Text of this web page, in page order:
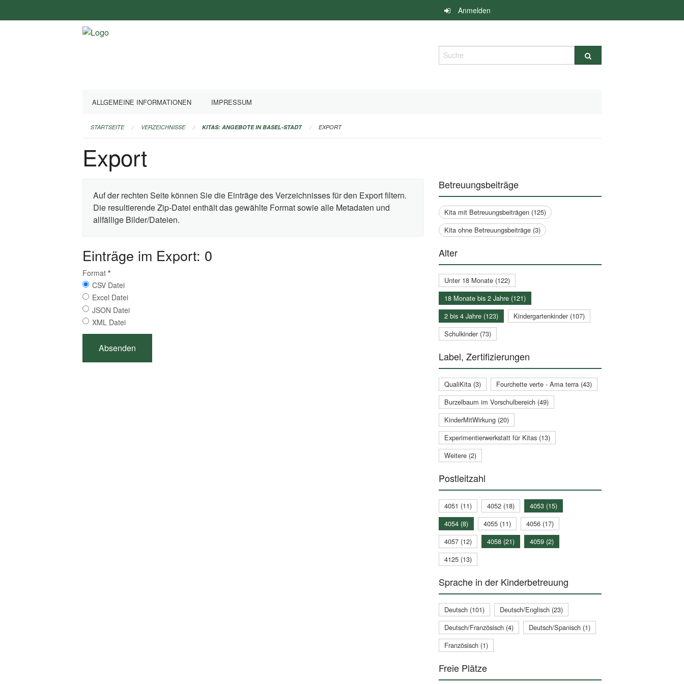
überspringen
Anmelden
Suche
ALLGEMEINE INFORMATIONEN IMPRESSUM
STARTSEITE VERZEICHNISSE KITAS: ANGEBOTE IN BASEL-STADT EXPORT
Export
Auf der rechten Seite können Sie die Einträge des Verzeichnisses für den Export filtern.
Die resultierende Zip-Datei enthält das gewählte Format sowie alle Metadaten und
allfällige Bilder/Dateien.
Einträge im Export: 0
Format *
CSV Datei
Excel Datei
JSON Datei
XML Datei
Betreuungsbeiträge
Kita mit Betreuungsbeiträgen (125)
Kita ohne Betreuungsbeiträge (3)
Alter
Unter 18 Monate (122)
18 Monate bis 2 Jahre (121)
2 bis 4 Jahre (123)
Kindergartenkinder (107)
Schulkinder (73)
Label, Zertifizierungen
QualiKita (3)
Fourchette verte - Ama terra (43)
Burzelbaum im Vorschulbereich (49)
KinderMitWirkung (20)
Experimentierwerkstatt für Kitas (13)
Weitere (2)
Postleitzahl
4051 (11) 4052 (18)
4053 (15)
4054 (8)
4055 (11)
4056 (17)
4057 (12)
4058 (21)
4059 (2)
4125 (13)
Sprache in der Kinderbetreuung
Deutsch (101)
Deutsch/Englisch (23)
Deutsch/Französisch (4)
Deutsch/Spanisch (1)
Französisch (1)
Freie Plätze